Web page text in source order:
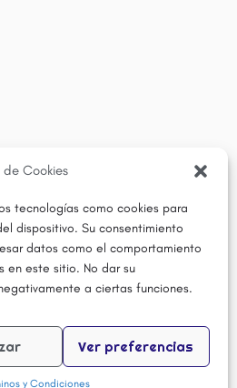
Cookies
tecnologías como cookies para
dispositivo. Su consentimiento
datos como el comportamiento
en este sitio. No dar su
a ciertas funciones.
Ver preferencias
y Condiciones